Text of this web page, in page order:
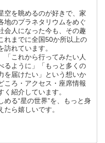
空を眺めるのが好きで、家
地のプラネタリウムをめぐ
会人になった今も、その趣
れまでに全国50か所以上の
訪れています。
「これから行ってみたい人
るように」「もっと多くの
を届けたい」という想いか
ころ・アクセス・座席情報
く紹介しています。
める“星の世界”を、もっと身
たら嬉しいです。